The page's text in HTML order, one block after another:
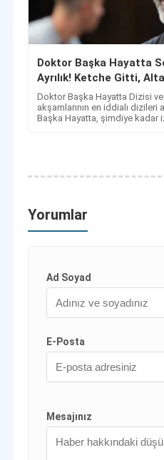
Doktor Başka Hayatta
Ayrılık! Ketche Gitti,
Doktor Başka Hayatta Dizisi
akşamlarının en iddialı dizileri
Başka Hayatta, şimdiye kadar
Yorumlar
Ad Soyad
E-Posta
Mesajınız